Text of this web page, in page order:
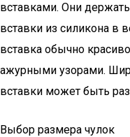
вставками. Они
вставки из силикона в
вставка обычно
ажурными узорами.
вставки может быть
Выбор размера чулок